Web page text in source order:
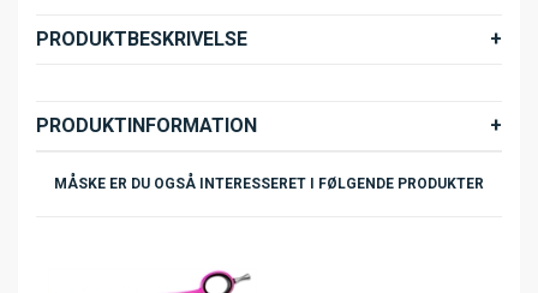
PRODUKTBESKRIVELSE
PRODUKTINFORMATION
MÅSKE ER DU OGSÅ INTERESSERET I FØLGENDE PRODUKTER